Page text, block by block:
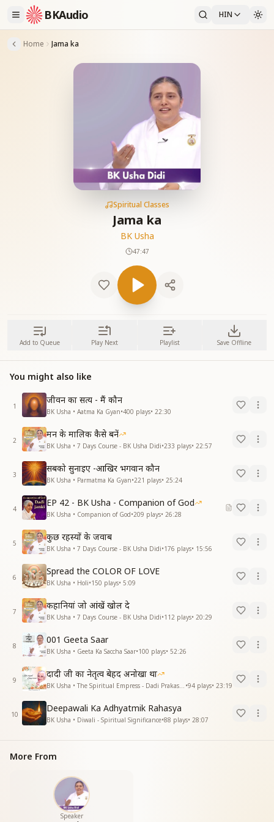
BKAudio HIN
Home Jama ka
Spiritual Classes
Jama ka
BK Usha
47:47
Add to Queue Play Next Playlist Save Offline
You might also like
1
जीवन का सत्य - मैं कौन
BK Usha • Aatma Ka Gyan•400 plays• 22:30
2
मन के मालिक कैसे बनें
BK Usha • 7 Days Course - BK Usha Didi•233 plays• 22:57
3
सबको सुनाइए -आखिर भगवान कौन
BK Usha • Parmatma Ka Gyan•221 plays• 25:24
4
EP 42 - BK Usha - Companion of God
BK Usha • Companion of God•209 plays• 26:28
5
कुछ रहस्यों के जवाब
BK Usha • 7 Days Course - BK Usha Didi•176 plays• 15:56
6
Spread the COLOR OF LOVE
BK Usha • Holi•150 plays• 5:09
7
कहानियां जो आंखें खोल दे
BK Usha • 7 Days Course - BK Usha Didi•112 plays• 20:29
8
001 Geeta Saar
BK Usha • Geeta Ka Saccha Saar•100 plays• 52:26
9
दादी जी का नेतृत्व बेहद अनोखा था
•94 plays• 23:19
10
Deepawali Ka Adhyatmik Rahasya
BK Usha • Diwali - Spiritual Significance•88 plays• 28:07
More From
Speaker